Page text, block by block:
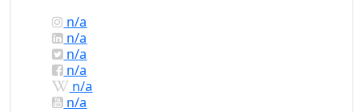
n/a
n/a
n/a
n/a
n/a
n/a